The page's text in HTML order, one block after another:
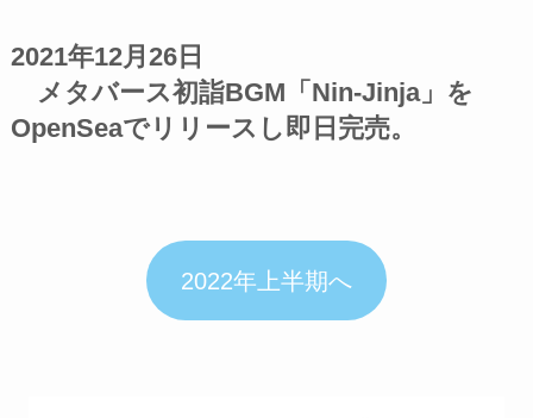
2021年12月26日
メタバース初詣BGM「Nin-Jinja」を
OpenSeaでリリースし即日完売。
2022年上半期へ